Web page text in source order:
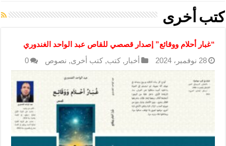
كتب أخرى
“غبار أحلام ووقائع” إصدار قصصي للقاص عبد الواحد الغندوري
28 نوفمبر، 2024
أخبار ,كتب,كتب أخرى, نصوص 0